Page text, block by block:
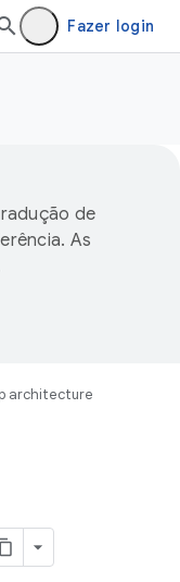
Fazer login
de
As
architecture